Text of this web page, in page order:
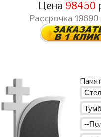
Цена 98450
Рассрочка 19690